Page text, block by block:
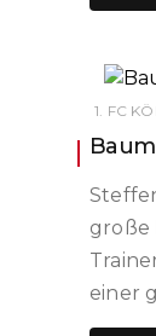
1. FC
große
einer